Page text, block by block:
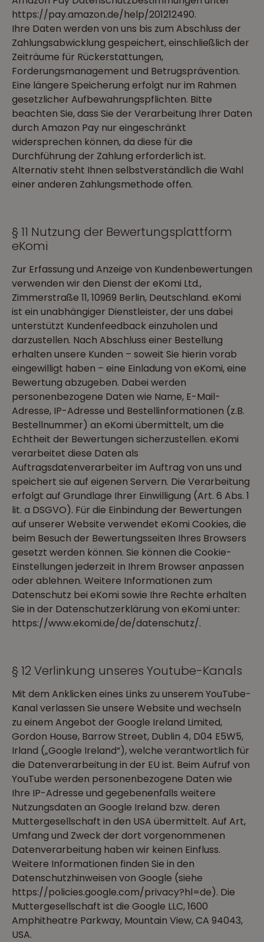
https://pay.amazon.de/help/201212490.
Ihre Daten werden von uns bis zum Abschluss der
Zahlungsabwicklung gespeichert, einschließlich der
Zeiträume für Rückerstattungen,
Forderungsmanagement und Betrugsprävention.
Eine längere Speicherung erfolgt nur im Rahmen
gesetzlicher Aufbewahrungspflichten. Bitte
beachten Sie, dass Sie der Verarbeitung Ihrer Daten
durch Amazon Pay nur eingeschränkt
widersprechen können, da diese für die
Durchführung der Zahlung erforderlich ist.
Alternativ steht Ihnen selbstverständlich die Wahl
einer anderen Zahlungsmethode offen.
§ 11 Nutzung der Bewertungsplattform
eKomi
Zur Erfassung und Anzeige von Kundenbewertungen
verwenden wir den Dienst der eKomi Ltd.,
Zimmerstraße 11, 10969 Berlin, Deutschland. eKomi
ist ein unabhängiger Dienstleister, der uns dabei
unterstützt Kundenfeedback einzuholen und
darzustellen. Nach Abschluss einer Bestellung
erhalten unsere Kunden – soweit Sie hierin vorab
eingewilligt haben – eine Einladung von eKomi, eine
Bewertung abzugeben. Dabei werden
personenbezogene Daten wie Name, E-Mail-
Adresse, IP-Adresse und Bestellinformationen (z.B.
Bestellnummer) an eKomi übermittelt, um die
Echtheit der Bewertungen sicherzustellen. eKomi
verarbeitet diese Daten als
Auftragsdatenverarbeiter im Auftrag von uns und
speichert sie auf eigenen Servern. Die Verarbeitung
erfolgt auf Grundlage Ihrer Einwilligung (Art. 6 Abs. 1
lit. a DSGVO). Für die Einbindung der Bewertungen
auf unserer Website verwendet eKomi Cookies, die
beim Besuch der Bewertungsseiten Ihres Browsers
gesetzt werden können. Sie können die Cookie-
Einstellungen jederzeit in Ihrem Browser anpassen
oder ablehnen. Weitere Informationen zum
Datenschutz bei eKomi sowie Ihre Rechte erhalten
Sie in der Datenschutzerklärung von eKomi unter:
https://www.ekomi.de/de/datenschutz/.
§ 12 Verlinkung unseres Youtube-Kanals
Mit dem Anklicken eines Links zu unserem YouTube-
Kanal verlassen Sie unsere Website und wechseln
zu einem Angebot der Google Ireland Limited,
Gordon House, Barrow Street, Dublin 4, D04 E5W5,
Irland („Google Ireland“), welche verantwortlich für
die Datenverarbeitung in der EU ist. Beim Aufruf von
YouTube werden personenbezogene Daten wie
Ihre IP-Adresse und gegebenenfalls weitere
Nutzungsdaten an Google Ireland bzw. deren
Muttergesellschaft in den USA übermittelt. Auf Art,
Umfang und Zweck der dort vorgenommenen
Datenverarbeitung haben wir keinen Einfluss.
Weitere Informationen finden Sie in den
Datenschutzhinweisen von Google (siehe
https://policies.google.com/privacy?hl=de). Die
Muttergesellschaft ist die Google LLC, 1600
Amphitheatre Parkway, Mountain View, CA 94043,
USA.